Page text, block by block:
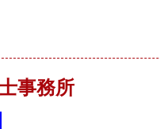
事務所